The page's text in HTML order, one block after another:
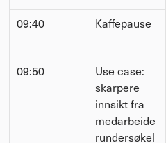
09:40 Kaffepause
09:50
Use case:
skarpere
innsikt fra
medarbeide
rundersøkel